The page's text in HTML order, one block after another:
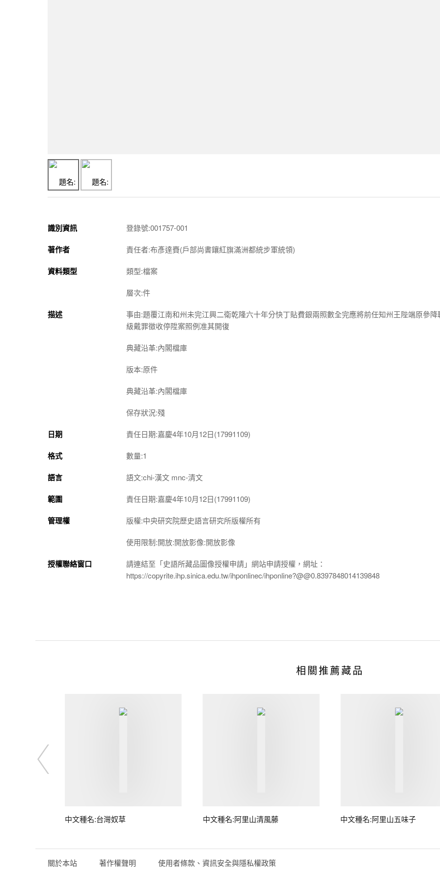
識別資訊 登錄號:001757-001
著作者 責任者:布彥達賚(戶部尚書鑲紅旗滿洲都統步軍統領)
資料類型 類型:檔案
層次:件
描述
事由:題覆江南和州未完江興二衛乾隆六十年分快丁貼費銀兩照數全完應將前任知州王陛端原參降
級戴罪徵收停陞案照例准其開復
典藏沿革:內閣檔庫
版本:原件
典藏沿革:內閣檔庫
保存狀況:殘
日期 責任日期:嘉慶4年10月12日(17991109)
格式 數量:1
語言 語文:chi-漢文 mnc-清文
範圍 責任日期:嘉慶4年10月12日(17991109)
管理權 版權:中央研究院歷史語言研究所版權所有
使用限制:開放:開放影像:開放影像
授權聯絡窗口
請連結至「史語所藏品圖像授權申請」網站申請授權，網址：
https://copyrite.ihp.sinica.edu.tw/ihponlinec/ihponline?@@0.8397848014139848
相關推薦藏品
中文種名:台灣奴草 中文種名:阿里山清風藤 中文種名:阿里山五味子
關於本站 著作權聲明 使用者條款、資訊安全與隱私權政策